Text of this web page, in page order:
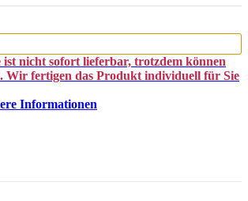
ist nicht sofort lieferbar, trotzdem können
Wir fertigen das Produkt individuell für Sie
Informationen